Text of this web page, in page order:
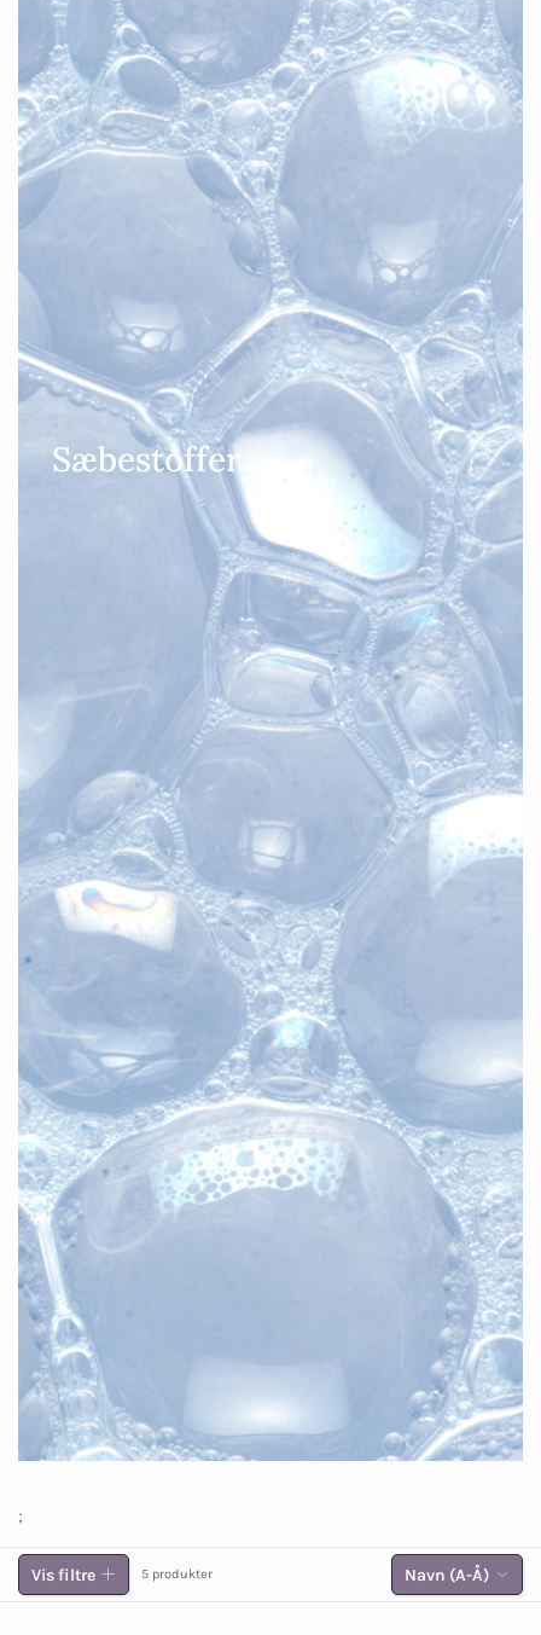
Sæbestoffer
;
Vis filtre 5 produkter Navn (A-Å)